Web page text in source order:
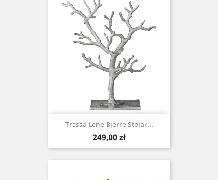
Tressa Lene Bjerre Stojak...
Cena
249,00 zł